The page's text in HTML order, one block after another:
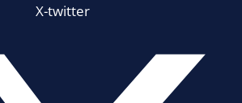
X-twitter